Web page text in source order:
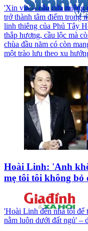
'Xin vía' – câu cửa miệng
trở thành tâm điểm trong
linh thiêng của Phủ Tây
thắp hương, cầu lộc mà
chùa đầu năm có còn
một trào lưu theo xu
Hoài Linh: 'Anh
mẹ tôi tôi không bỏ
'Hoài Linh đến nhà tôi để
nằm luôn dưới đất ngủ' –